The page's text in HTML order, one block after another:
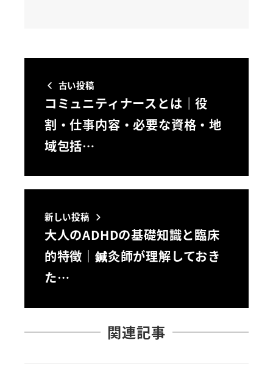
古い投稿
コミュニティナースとは｜役
割・仕事内容・必要な資格・地
域包括…
新しい投稿
大人のADHDの基礎知識と臨床
的特徴｜鍼灸師が理解しておき
た…
関連記事